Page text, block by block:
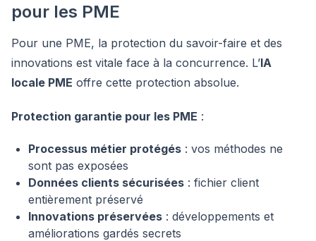
pour les PME
Pour une PME, la protection du savoir-faire et des
innovations est vitale face à la concurrence. L’IA
locale PME offre cette protection absolue.
Protection garantie pour les PME :
Processus métier protégés : vos méthodes ne
sont pas exposées
Données clients sécurisées : fichier client
entièrement préservé
Innovations préservées : développements et
améliorations gardés secrets